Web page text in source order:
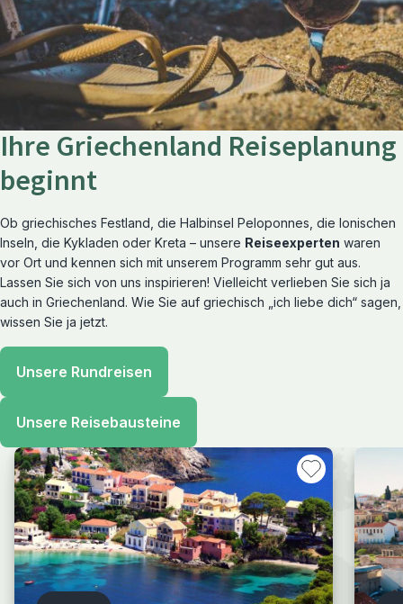
Ihre Griechenland Reiseplanung
beginnt
Ob griechisches Festland, die Halbinsel Peloponnes, die Ionischen
Inseln, die Kykladen oder Kreta – unsere Reiseexperten waren
vor Ort und kennen sich mit unserem Programm sehr gut aus.
Lassen Sie sich von uns inspirieren! Vielleicht verlieben Sie sich ja
auch in Griechenland. Wie Sie auf griechisch „ich liebe dich“ sagen,
wissen Sie ja jetzt.
Unsere Rundreisen
Unsere Reisebausteine